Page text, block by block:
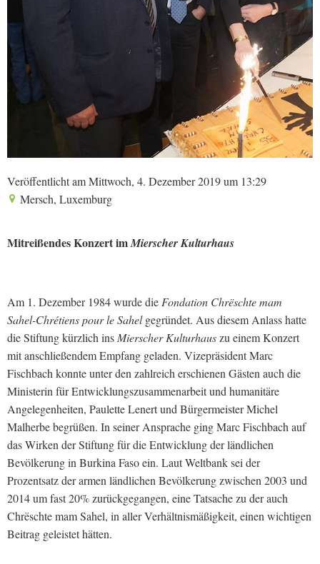
Veröffentlicht am Mittwoch, 4. Dezember 2019 um 13:29
Mersch, Luxemburg
Mitreißendes Konzert imMierscher Kulturhaus
Am 1. Dezember 1984 wurde die Fondation Chrëschte mam
Sahel-Chrétiens pour le Sahelgegründet. Aus diesem Anlass hatte
die Stiftung kürzlich ins Mierscher Kulturhauszu einem Konzert
mit anschließendem Empfang geladen. Vizepräsident Marc
Fischbach konnte unter den zahlreich erschienen Gästen auch die
Ministerin für Entwicklungszusammenarbeit und humanitäre
Angelegenheiten, Paulette Lenert und Bürgermeister Michel
Malherbe begrüßen. In seiner Ansprache ging Marc Fischbach auf
das Wirken der Stiftung für die Entwicklung der ländlichen
Bevölkerung in Burkina Faso ein. Laut Weltbank sei der
Prozentsatz der armen ländlichen Bevölkerung zwischen 2003 und
2014 um fast 20% zurückgegangen, eine Tatsache zu der auch
Chrëschte mam Sahel, in aller Verhältnismäßigkeit, einen wichtigen
Beitrag geleistet hätten.